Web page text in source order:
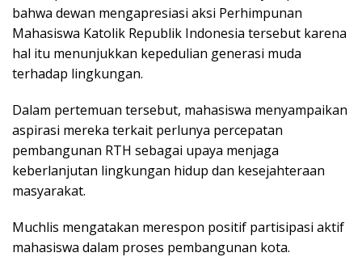
bahwa dewan mengapresiasi aksi Perhimpunan
Mahasiswa Katolik Republik Indonesia tersebut karena
hal itu menunjukkan kepedulian generasi muda
terhadap lingkungan.
Dalam pertemuan tersebut, mahasiswa menyampaikan
aspirasi mereka terkait perlunya percepatan
pembangunan RTH sebagai upaya menjaga
keberlanjutan lingkungan hidup dan kesejahteraan
masyarakat.
Muchlis mengatakan merespon positif partisipasi aktif
mahasiswa dalam proses pembangunan kota.